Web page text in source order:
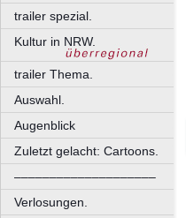
trailer spezial.
Kultur in NRW.
trailer Thema.
Auswahl.
Augenblick
Zuletzt gelacht: Cartoons.
––––––––––––––––––––
Verlosungen.